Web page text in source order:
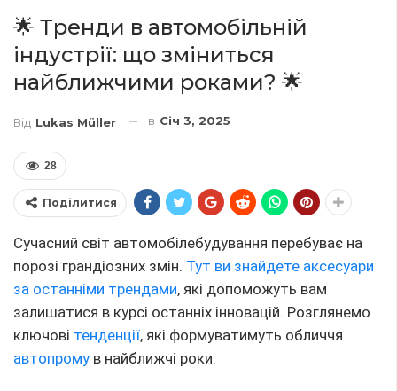
🌿
Електромобіліперестали бути просто модним
трендом, вони стають невід'ємною частиною
автомобільного світу. Виробники зосереджують
свої зусилля на розробці електричних двигунів, а
дозволяє збільшувати дальність пробігу на одній
зарядці. Екологічнабезпеката скорочення викидів
CO2 стають пріоритетними напрямками для всієї
індустрії.
🚀Автономне водіннята ІІ 🤖
Інтеграція штучного інтелекту вавтомобільні
системи – один із найважливіших трендів. Розробки
в області автономного водіння продовжують